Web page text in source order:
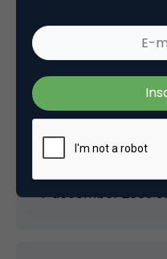
Pipo
Het is nu 2009 en
administratie van
7 december 2009